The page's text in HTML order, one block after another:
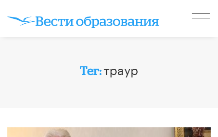
Тег:траур